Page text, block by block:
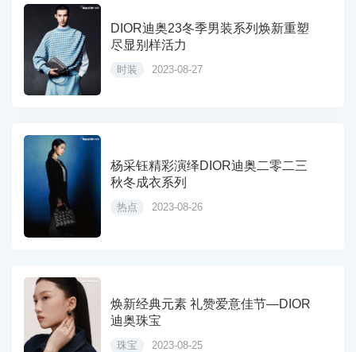
DIOR迪奥23冬季男装系列焕新重塑
尽显别样活力
时装 2023-08-27
杨采钰精彩演绎DIOR迪奥二零二三
秋冬成衣系列
热点 2023-08-26
焕新经典元素 礼赞爱意佳节—DIOR
迪奥珠宝
珠宝 2023-08-25